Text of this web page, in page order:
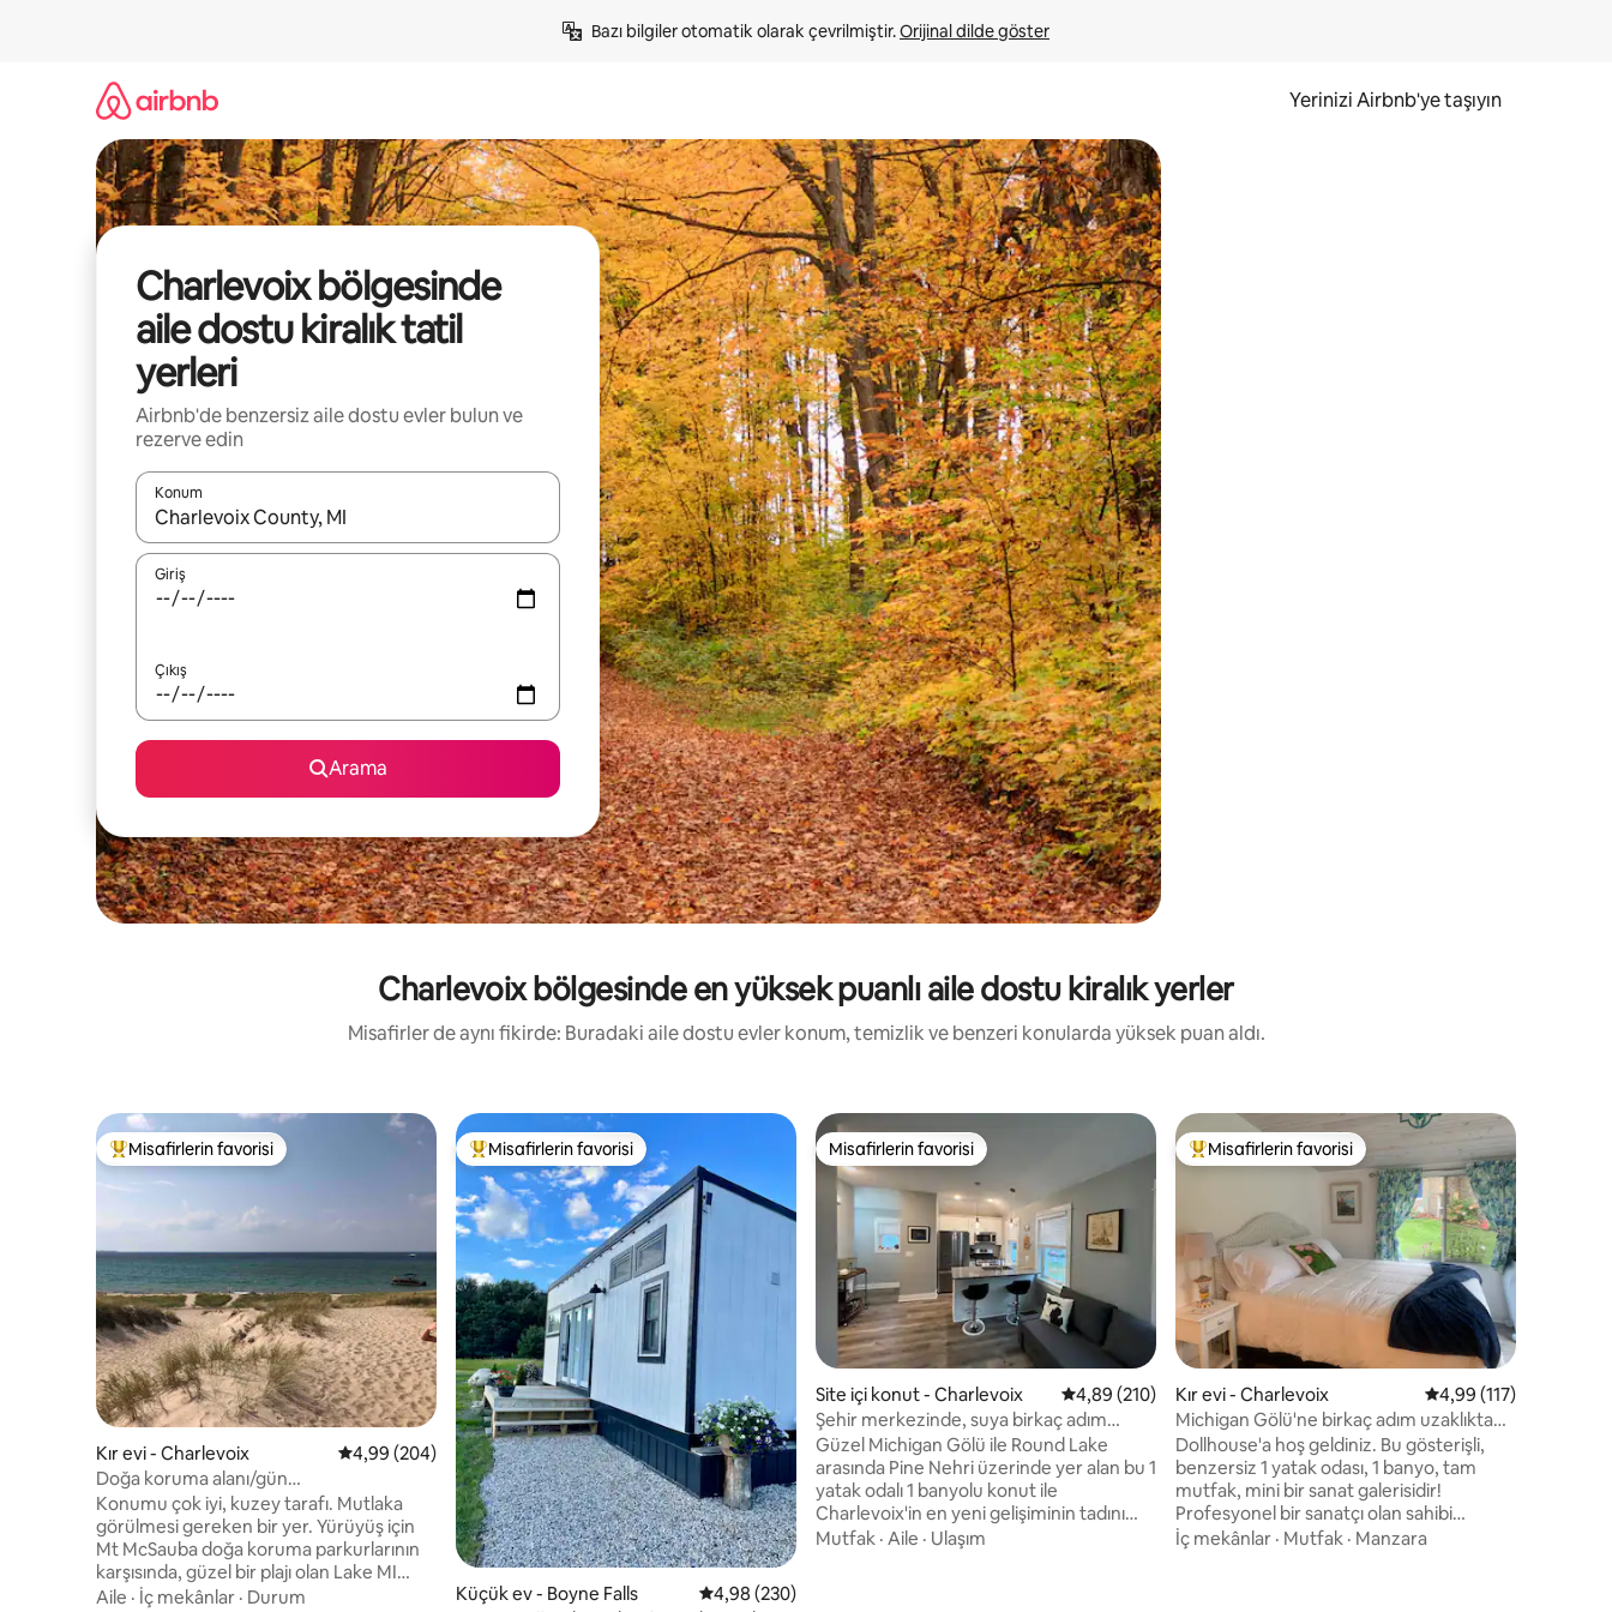
Bazı bilgiler otomatik olarak çevrilmiştir. Orijinal dilde göster
Yerinizi Airbnb'ye taşıyın
Charlevoix bölgesinde
aile dostu kiralık tatil
yerleri
Airbnb'de benzersiz aile dostu evler bulun ve
rezerve edin
Konum
Sonuçlar kullanılabilir olduğunda yukarı ve aşağı oklarıyla gezinin veya dokunarak ya da kaydırma hareketleriyle keşfedin.
Giriş
Çıkış
Arama
Charlevoix bölgesinde en yüksek puanlı aile dostu kiralık yerler
Misafirler de aynı fikirde: Buradaki aile dostu evler konum, temizlik ve benzeri konularda yüksek puan aldı.
Misafirlerin favorilerinden en beğenilenler arasında
Misafirlerin favorisi
Kır evi - Charlevoix 5 üzerinden ortalama 4,99 puan, 204 değerlendirme
4,99 (204)
Doğa koruma alanı/gün
batımları/rahatlama/jakuzi/şömine
Konumu çok iyi, kuzey tarafı. Mutlaka
görülmesi gereken bir yer. Yürüyüş için
Mt McSauba doğa koruma parkurlarının
karşısında, güzel bir plajı olan Lake MI
kumullarına 5 dakika yürüme
Aile · İç mekânlar · Durum
Misafirlerin favorilerinden en beğenilenler arasında
Misafirlerin favorisi
Küçük ev - Boyne Falls 5 üzerinden ortalama 4,98 puan, 230 değerlendirme
4,98 (230)
Misafirlerin favorisi
Misafirlerin favorisi
Site içi konut - Charlevoix 5 üzerinden ortalama 4,89 puan, 210 değerlendirme
4,89 (210)
Şehir merkezinde, suya birkaç adım
uzaklıkta konut!
Güzel Michigan Gölü ile Round Lake
arasında Pine Nehri üzerinde yer alan bu 1
yatak odalı 1 banyolu konut ile
Charlevoix'in en yeni gelişiminin tadını
çıkarın. Bu 2. kat ünitesi 4 misafiri kolayca
Mutfak · Aile · Ulaşım
Misafirlerin favorilerinden en beğenilenler arasında
Misafirlerin favorisi
Kır evi - Charlevoix 5 üzerinden ortalama
4,99 (117)
Michigan Gölü'ne birkaç adım uzaklıkta
renkli ve gösterişli kır evi
Dollhouse'a hoş geldiniz. Bu gösterişli,
benzersiz 1 yatak odası, 1 banyo, tam
mutfak, mini bir sanat galerisidir!
Profesyonel bir sanatçı olan sahibi
tarafından "Charlevoix Sanat Eseri" ile
İç mekânlar · Mutfak · Manzara